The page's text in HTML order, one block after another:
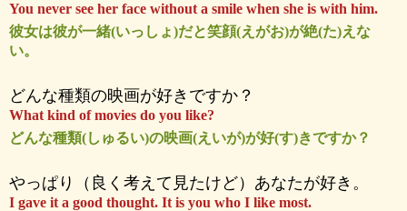
You never see her face without a smile when she is with him.
彼女は彼が一緒(いっしょ)だと笑顔(えがお)が絶(た)えな
い。
どんな種類の映画が好きですか？
What kind of movies do you like?
どんな種類(しゅるい)の映画(えいが)が好(す)きですか？
やっぱり（良く考えて見たけど）あなたが好き。
I gave it a good thought. It is you who I like most.